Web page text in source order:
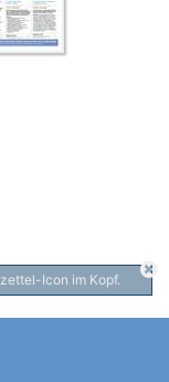
Icon im Kopf.